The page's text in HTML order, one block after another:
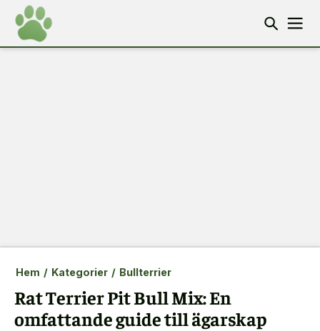
Hem / Kategorier / Bullterrier
Rat Terrier Pit Bull Mix: En
omfattande guide till ägarskap